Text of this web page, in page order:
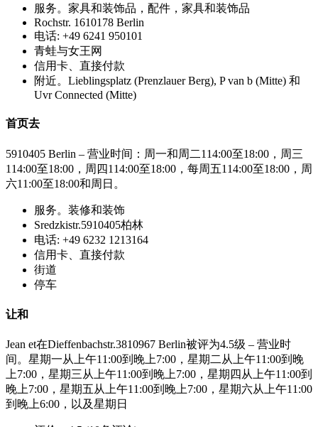
服务。家具和装饰品，配件，家具和装饰品
Rochstr. 1610178 Berlin
电话: +49 6241 950101
青蛙与女王网
信用卡、直接付款
附近。Lieblingsplatz (Prenzlauer Berg), P van b (Mitte) 和
Uvr Connected (Mitte)
首页去
5910405 Berlin – 营业时间：周一和周二114:00至18:00，周三
114:00至18:00，周四114:00至18:00，每周五114:00至18:00，周
六11:00至18:00和周日。
服务。装修和装饰
Sredzkistr.5910405柏林
电话: +49 6232 1213164
信用卡、直接付款
街道
停车
让和
Jean et在Dieffenbachstr.3810967 Berlin被评为4.5级 – 营业时
间。星期一从上午11:00到晚上7:00，星期二从上午11:00到晚
上7:00，星期三从上午11:00到晚上7:00，星期四从上午11:00到
晚上7:00，星期五从上午11:00到晚上7:00，星期六从上午11:00
到晚上6:00，以及星期日